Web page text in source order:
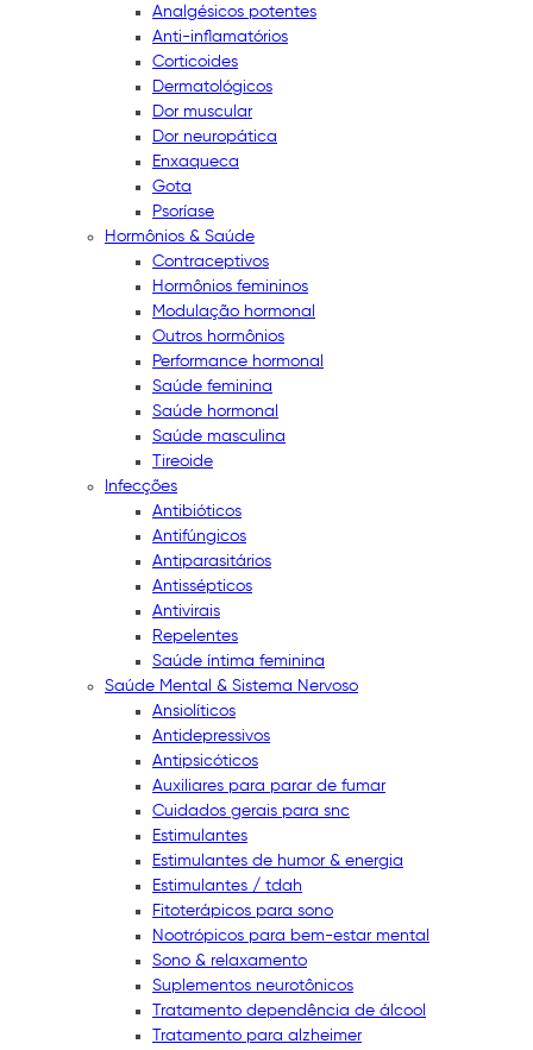
Analgésicos potentes
Anti-inflamatórios
Corticoides
Dermatológicos
Dor muscular
Dor neuropática
Enxaqueca
Gota
Psoríase
Hormônios & Saúde
Contraceptivos
Hormônios femininos
Modulação hormonal
Outros hormônios
Performance hormonal
Saúde feminina
Saúde hormonal
Saúde masculina
Tireoide
Infecções
Antibióticos
Antifúngicos
Antiparasitários
Antissépticos
Antivirais
Repelentes
Saúde íntima feminina
Saúde Mental & Sistema Nervoso
Ansiolíticos
Antidepressivos
Antipsicóticos
Auxiliares para parar de fumar
Cuidados gerais para snc
Estimulantes
Estimulantes de humor & energia
Estimulantes / tdah
Fitoterápicos para sono
Nootrópicos para bem-estar mental
Sono & relaxamento
Suplementos neurotônicos
Tratamento dependência de álcool
Tratamento para alzheimer